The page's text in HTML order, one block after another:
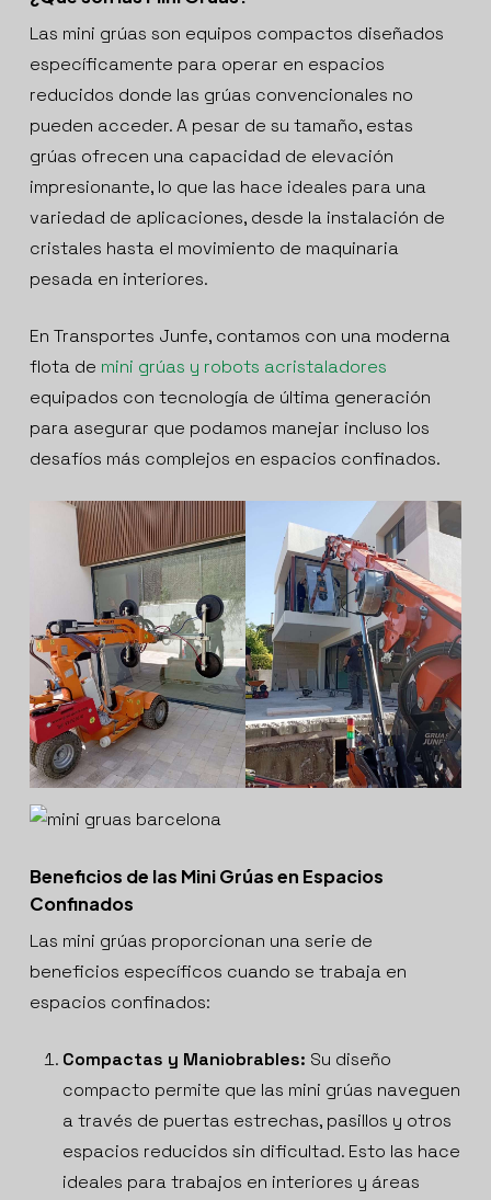
Las mini grúas son equipos compactos diseñados
específicamente para operar en espacios
reducidos donde las grúas convencionales no
pueden acceder. A pesar de su tamaño, estas
grúas ofrecen una capacidad de elevación
impresionante, lo que las hace ideales para una
variedad de aplicaciones, desde la instalación de
cristales hasta el movimiento de maquinaria
pesada en interiores.
En Transportes Junfe, contamos con una moderna
flota de mini grúas y robots acristaladores
equipados con tecnología de última generación
para asegurar que podamos manejar incluso los
desafíos más complejos en espacios confinados.
Beneficios de las Mini Grúas en Espacios
Confinados
Las mini grúas proporcionan una serie de
beneficios específicos cuando se trabaja en
espacios confinados:
Compactas y Maniobrables: Su diseño
compacto permite que las mini grúas naveguen
a través de puertas estrechas, pasillos y otros
espacios reducidos sin dificultad. Esto las hace
ideales para trabajos en interiores y áreas